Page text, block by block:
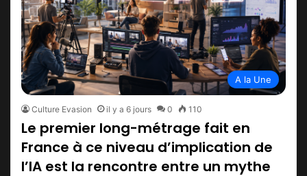
A la Une
Culture Evasion il y a 6 jours 0 110
Le premier long-métrage fait en
France à ce niveau d’implication de
l’IA est la rencontre entre un mythe